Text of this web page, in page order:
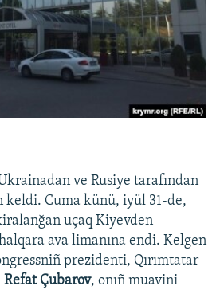
ve Rusiye tarafından
keldi. Cuma künü, iyül 31-de,
uçaq Kiyevden
ava limanına endi. Kelgen
prezidenti, Qırımtatar
Refat Çubarov, onıñ muavini